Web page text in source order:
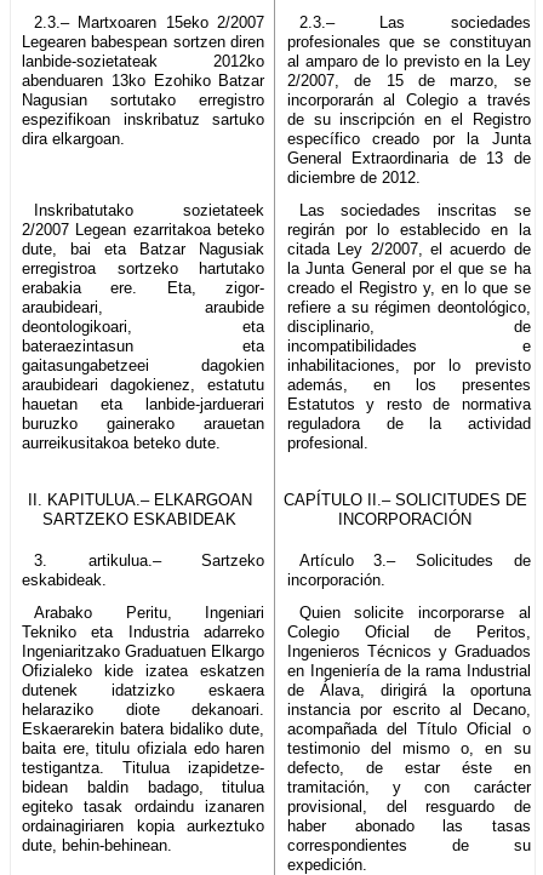
2.3.– Martxoaren 15eko 2/2007
Legearen babespean sortzen diren
lanbide-sozietateak 2012ko
abenduaren 13ko Ezohiko Batzar
Nagusian sortutako erregistro
espezifikoan inskribatuz sartuko
dira elkargoan.
2.3.– Las sociedades
profesionales que se constituyan
al amparo de lo previsto en la Ley
2/2007, de 15 de marzo, se
incorporarán al Colegio a través
de su inscripción en el Registro
específico creado por la Junta
General Extraordinaria de 13 de
diciembre de 2012.
Inskribatutako sozietateek
2/2007 Legean ezarritakoa beteko
dute, bai eta Batzar Nagusiak
erregistroa sortzeko hartutako
erabakia ere. Eta, zigor-
araubideari, araubide
deontologikoari, eta
bateraezintasun eta
gaitasungabetzeei dagokien
araubideari dagokienez, estatutu
hauetan eta lanbide-jarduerari
buruzko gainerako arauetan
aurreikusitakoa beteko dute.
Las sociedades inscritas se
regirán por lo establecido en la
citada Ley 2/2007, el acuerdo de
la Junta General por el que se ha
creado el Registro y, en lo que se
refiere a su régimen deontológico,
disciplinario, de
incompatibilidades e
inhabilitaciones, por lo previsto
además, en los presentes
Estatutos y resto de normativa
reguladora de la actividad
profesional.
II. KAPITULUA.– ELKARGOAN
SARTZEKO ESKABIDEAK
CAPÍTULO II.– SOLICITUDES DE
INCORPORACIÓN
3. artikulua.– Sartzeko
eskabideak.
Artículo 3.– Solicitudes de
incorporación.
Arabako Peritu, Ingeniari
Tekniko eta Industria adarreko
Ingeniaritzako Graduatuen Elkargo
Ofizialeko kide izatea eskatzen
dutenek idatzizko eskaera
helaraziko diote dekanoari.
Eskaerarekin batera bidaliko dute,
baita ere, titulu ofiziala edo haren
testigantza. Titulua izapidetze-
bidean baldin badago, titulua
egiteko tasak ordaindu izanaren
ordainagiriaren kopia aurkeztuko
dute, behin-behinean.
Quien solicite incorporarse al
Colegio Oficial de Peritos,
Ingenieros Técnicos y Graduados
en Ingeniería de la rama Industrial
de Álava, dirigirá la oportuna
instancia por escrito al Decano,
acompañada del Título Oficial o
testimonio del mismo o, en su
defecto, de estar éste en
tramitación, y con carácter
provisional, del resguardo de
haber abonado las tasas
correspondientes de su
expedición.